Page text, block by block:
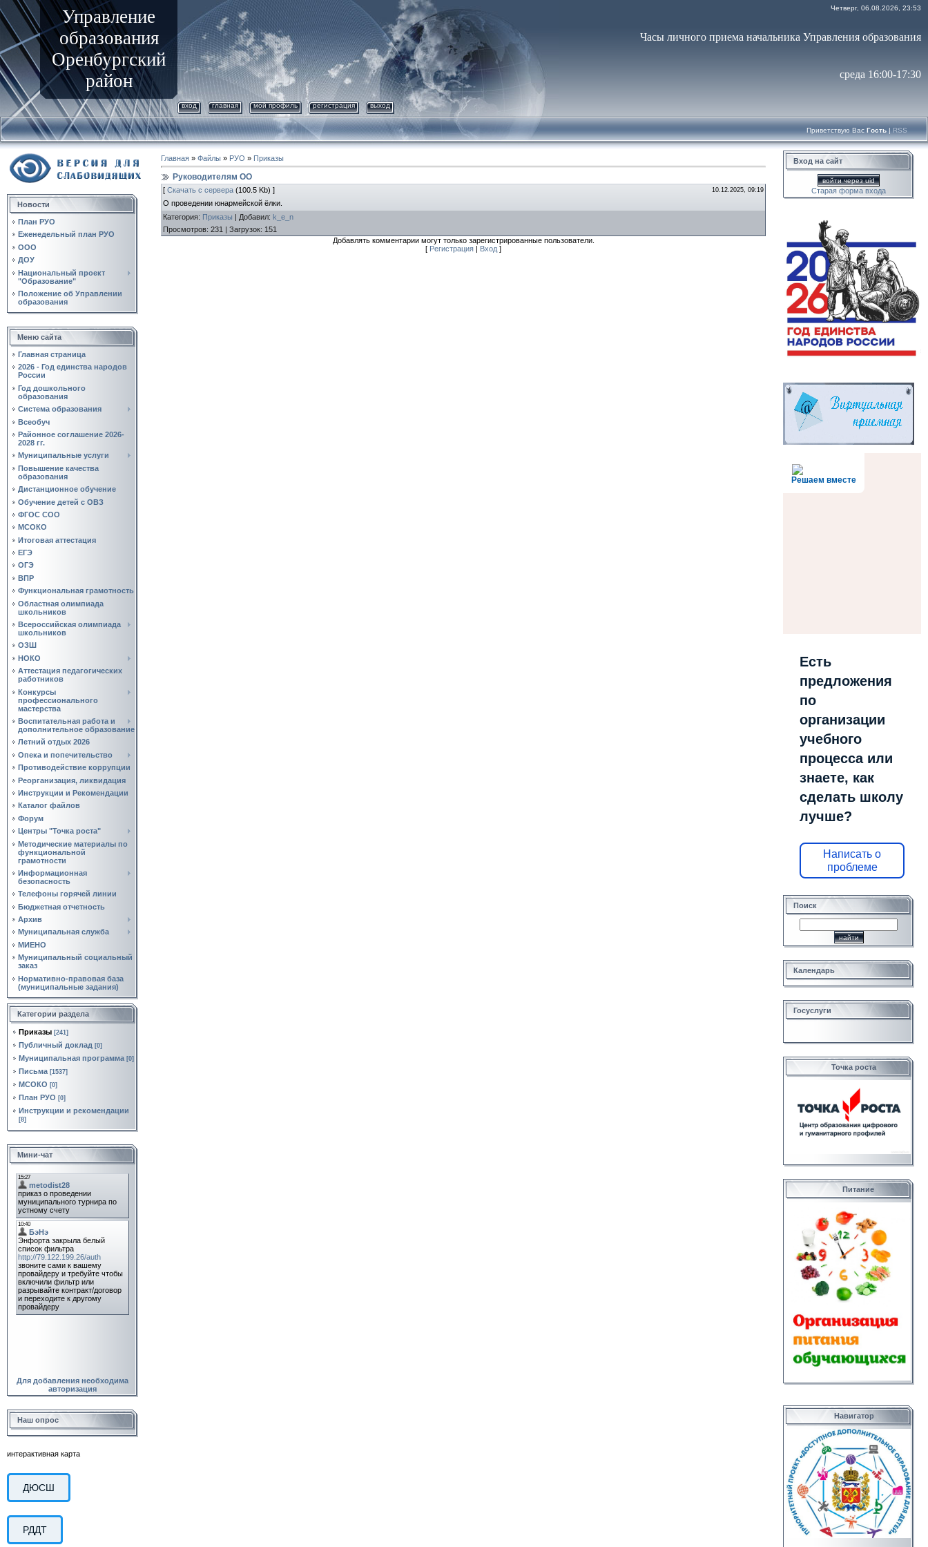
Управление
образования
Оренбургский
район
Четверг, 06.08.2026, 23:53
Часы личного приема начальника Управления образования
среда 16:00-17:30
вход главная мой профиль регистрация выход
Приветствую Вас Гость | RSS
Новости
План РУО
Еженедельный план РУО
ООО
ДОУ
Национальный проект
"Образование"
Положение об Управлении
образования
Меню сайта
Главная страница
2026 - Год единства народов
России
Год дошкольного
образования
Система образования
Всеобуч
Районное соглашение 2026-
2028 гг.
Муниципальные услуги
Повышение качества
образования
Дистанционное обучение
Обучение детей с ОВЗ
ФГОС СОО
МСОКО
Итоговая аттестация
ЕГЭ
ОГЭ
ВПР
Функциональная грамотность
Областная олимпиада
школьников
Всероссийская олимпиада
школьников
ОЗШ
НОКО
Аттестация педагогических
работников
Конкурсы
профессионального
мастерства
Воспитательная работа и
дополнительное образование
Летний отдых 2026
Опека и попечительство
Противодействие коррупции
Реорганизация, ликвидация
Инструкции и Рекомендации
Каталог файлов
Форум
Центры "Точка роста"
Методические материалы по
функциональной
грамотности
Информационная
безопасность
Телефоны горячей линии
Бюджетная отчетность
Архив
Муниципальная служба
МИЕНО
Муниципальный социальный
заказ
Нормативно‑правовая база
(муниципальные задания)
Категории раздела
Приказы [241]
Публичный доклад [0]
Муниципальная программа [0]
Письма [1537]
МСОКО [0]
План РУО [0]
Инструкции и рекомендации
[8]
Мини-чат
Для добавления необходима
авторизация
Наш опрос
интерактивная карта
ДЮСШ
РДДТ
Главная » Файлы » РУО » Приказы
Руководителям ОО
[ Скачать с сервера (100.5 Kb) ] 10.12.2025, 09:19
О проведении юнармейской ёлки.
Категория: Приказы | Добавил: k_e_n
Просмотров: 231 | Загрузок: 151
Добавлять комментарии могут только зарегистрированные пользователи.
[ Регистрация | Вход ]
Вход на сайт
войти через uid
Старая форма входа
Решаем вместе
Есть
предложения
по
организации
учебного
процесса или
знаете, как
сделать школу
лучше?
Написать о
проблеме
Поиск
Календарь
Госуслуги
Точка роста
Питание
Навигатор